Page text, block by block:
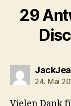
29
24. Mai